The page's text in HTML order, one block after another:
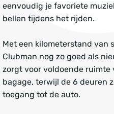
eenvoudig je favoriete
bellen tijdens het rijden.
Met een kilometerstand van
Clubman nog zo goed als
zorgt voor voldoende ruimte
bagage, terwijl de 6 deuren
toegang tot de auto.